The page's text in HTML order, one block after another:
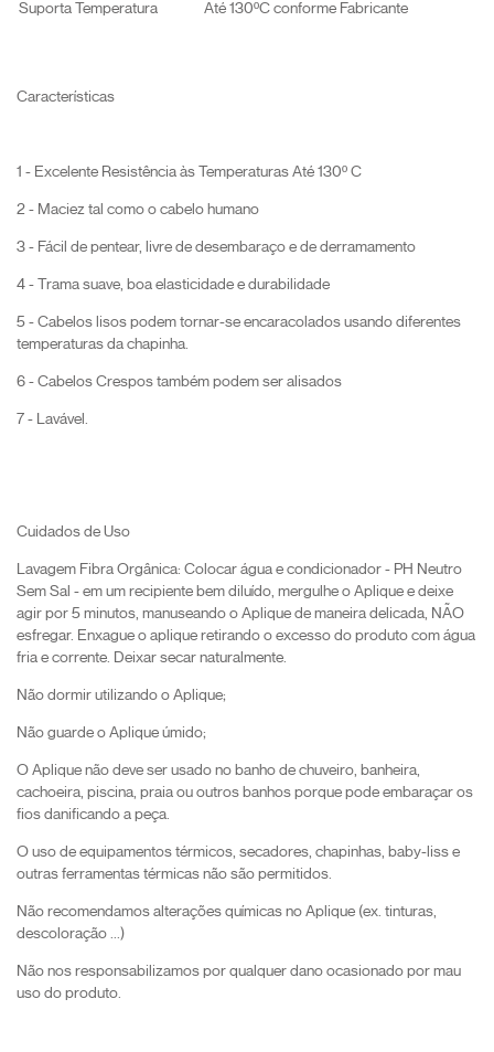
Suporta Temperatura Até 130ºC conforme Fabricante
Características
1 - Excelente Resistência às Temperaturas Até 130º C
2 - Maciez tal como o cabelo humano
3 - Fácil de pentear, livre de desembaraço e de derramamento
4 - Trama suave, boa elasticidade e durabilidade
5 - Cabelos lisos podem tornar-se encaracolados usando diferentes
temperaturas da chapinha.
6 - Cabelos Crespos também podem ser alisados
7 - Lavável.
Cuidados de Uso
Lavagem Fibra Orgânica: Colocar água e condicionador - PH Neutro
Sem Sal - em um recipiente bem diluído, mergulhe o Aplique e deixe
agir por 5 minutos, manuseando o Aplique de maneira delicada, NÃO
esfregar. Enxague o aplique retirando o excesso do produto com água
fria e corrente. Deixar secar naturalmente.
Não dormir utilizando o Aplique;
Não guarde o Aplique úmido;
O Aplique não deve ser usado no banho de chuveiro, banheira,
cachoeira, piscina, praia ou outros banhos porque pode embaraçar os
fios danificando a peça.
O uso de equipamentos térmicos, secadores, chapinhas, baby-liss e
outras ferramentas térmicas não são permitidos.
Não recomendamos alterações químicas no Aplique (ex. tinturas,
descoloração ...)
Não nos responsabilizamos por qualquer dano ocasionado por mau
uso do produto.